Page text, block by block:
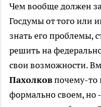
Чем вообще должен
Госдумы от того или
знать его проблемы,
решить на
свои возможности.
Пахолковпочему-то
формально своем, но